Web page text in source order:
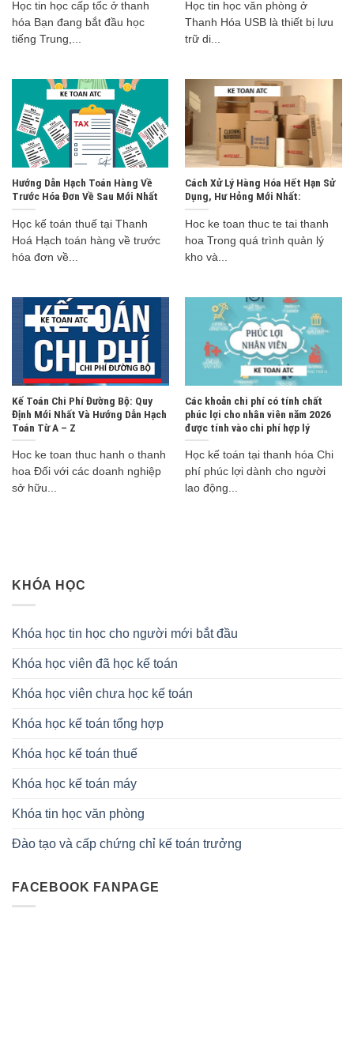
Học tin học cấp tốc ở thanh
hóa Bạn đang bắt đầu học
tiếng Trung,...
Học tin học văn phòng ở
Thanh Hóa USB là thiết bị lưu
trữ di...
Hướng Dẫn Hạch Toán Hàng Về
Trước Hóa Đơn Về Sau Mới Nhất
Học kế toán thuế tại Thanh
Hoá Hạch toán hàng về trước
hóa đơn về...
Cách Xử Lý Hàng Hóa Hết Hạn Sử
Dụng, Hư Hỏng Mới Nhất:
Hoc ke toan thuc te tai thanh
hoa Trong quá trình quản lý
kho và...
Kế Toán Chi Phí Đường Bộ: Quy
Định Mới Nhất Và Hướng Dẫn Hạch
Toán Từ A – Z
Hoc ke toan thuc hanh o thanh
hoa Đối với các doanh nghiệp
sở hữu...
Các khoản chi phí có tính chất
phúc lợi cho nhân viên năm 2026
được tính vào chi phí hợp lý
Học kế toán tại thanh hóa Chi
phí phúc lợi dành cho người
lao động...
KHÓA HỌC
Khóa học tin học cho người mới bắt đầu
Khóa học viên đã học kế toán
Khóa học viên chưa học kế toán
Khóa học kế toán tổng hợp
Khóa học kế toán thuế
Khóa học kế toán máy
Khóa tin học văn phòng
Đào tạo và cấp chứng chỉ kế toán trưởng
FACEBOOK FANPAGE